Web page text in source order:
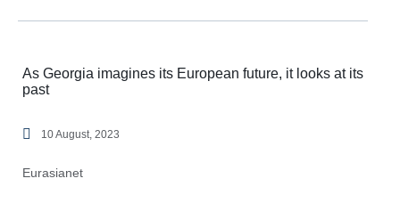
As Georgia imagines its European future, it looks at its
past
10 August, 2023
Eurasianet